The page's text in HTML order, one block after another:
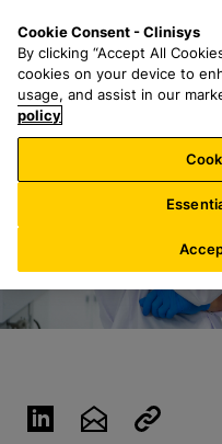
l
Cookie Consent - Clinisys
By clicking “Accept All
cookies on your device to
usage, and assist in our
policy